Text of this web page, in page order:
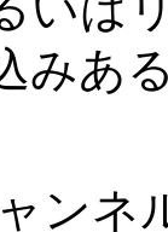
みあ
ンネ